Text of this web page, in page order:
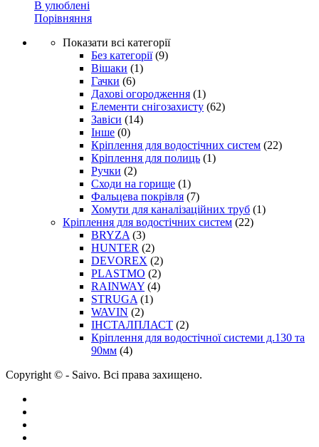
В улюблені
Порівняння
Показати всі категорії
Без категорії (9)
Вішаки (1)
Гачки (6)
Дахові огородження (1)
Елементи снігозахисту (62)
Завіси (14)
Інше (0)
Кріплення для водостічних систем (22)
Кріплення для полиць (1)
Ручки (2)
Сходи на горище (1)
Фальцева покрівля (7)
Хомути для каналізаційних труб (1)
Кріплення для водостічних систем (22)
BRYZA (3)
HUNTER (2)
DEVOREX (2)
PLASTMO (2)
RAINWAY (4)
STRUGA (1)
WAVIN (2)
ІНСТАЛПЛАСТ (2)
Кріплення для водостічної системи д.130 та
90мм (4)
Copyright © - Saivo. Всі права захищено.